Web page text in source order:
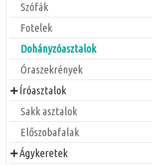
Szófák
Fotelek
Dohányzóasztalok
Óraszekrények
Íróasztalok
Sakk asztalok
Előszobafalak
Ágykeretek